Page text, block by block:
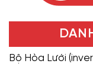
Bộ Hòa Lưới